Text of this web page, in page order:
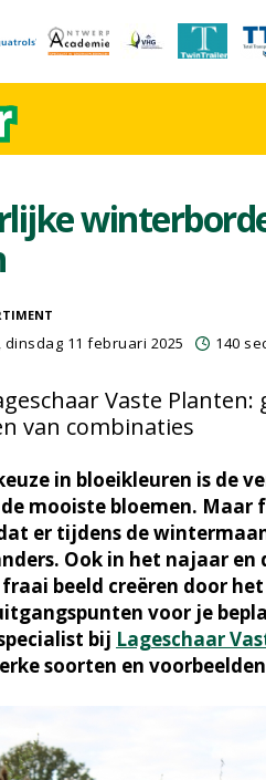
, dinsdag 11 februari 2025 140
Vaste
van combinaties
in bloeikleuren is de
mooiste bloemen. Maar
er tijdens de
Ook in het najaar
beeld creëren door
voor je
bij Lageschaar
soorten en